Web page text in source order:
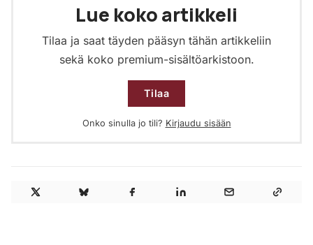
Lue koko artikkeli
Tilaa ja saat täyden pääsyn tähän artikkeliin
sekä koko premium-sisältöarkistoon.
Tilaa
Onko sinulla jo tili? Kirjaudu sisään